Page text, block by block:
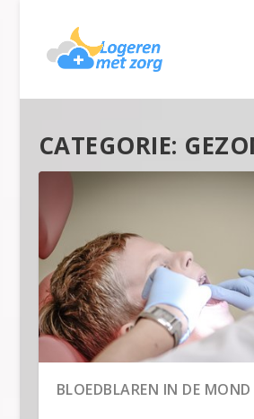
CATEGORIE:
BLOEDBLAREN IN DE MOND